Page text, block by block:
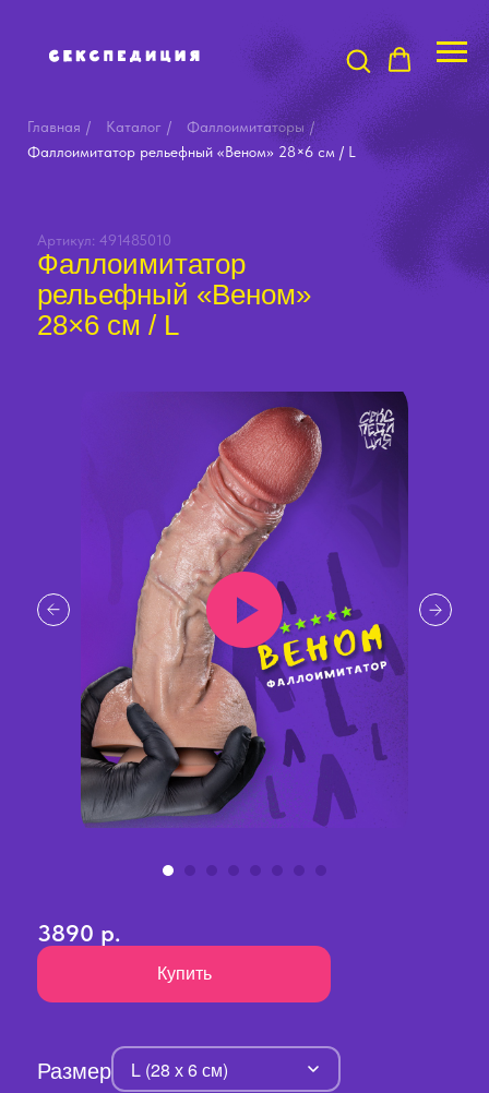
Главная / Каталог / Фаллоимитаторы /
Фаллоимитатор рельефный «Веном» 28×6 см / L
3890 р.
Купить
Артикул: 491485010
Фаллоимитатор
рельефный «Веном»
28×6 см / L
Размер L (28 х 6 см)